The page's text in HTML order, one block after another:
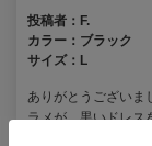
投稿者： F.
カラー： ブラック
サイズ： L
ありがとうござい
ラメが、黒いドレス